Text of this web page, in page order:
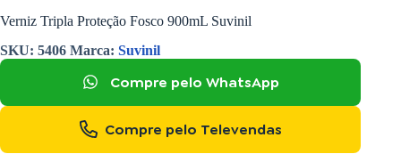
Verniz Tripla Proteção Fosco 900mL Suvinil
SKU: 5406 Marca: Suvinil
Compre pelo WhatsApp
Compre pelo Televendas